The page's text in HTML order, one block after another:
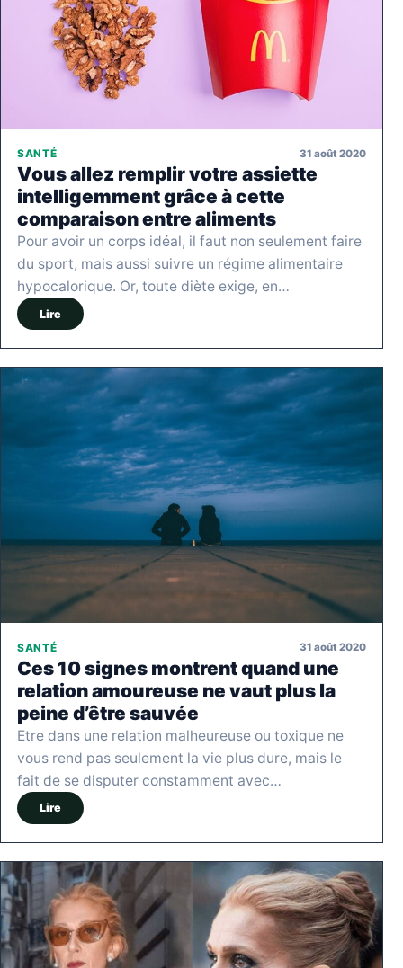
SANTÉ 31 août 2020
Vous allez remplir votre assiette
intelligemment grâce à cette
comparaison entre aliments
Pour avoir un corps idéal, il faut non seulement faire
du sport, mais aussi suivre un régime alimentaire
hypocalorique. Or, toute diète exige, en…
Lire
SANTÉ 31 août 2020
Ces 10 signes montrent quand une
relation amoureuse ne vaut plus la
peine d’être sauvée
Etre dans une relation malheureuse ou toxique ne
vous rend pas seulement la vie plus dure, mais le
fait de se disputer constamment avec…
Lire